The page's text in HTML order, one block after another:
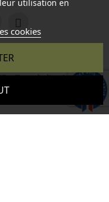
utilisation en
cookies
- Site réalisé par :